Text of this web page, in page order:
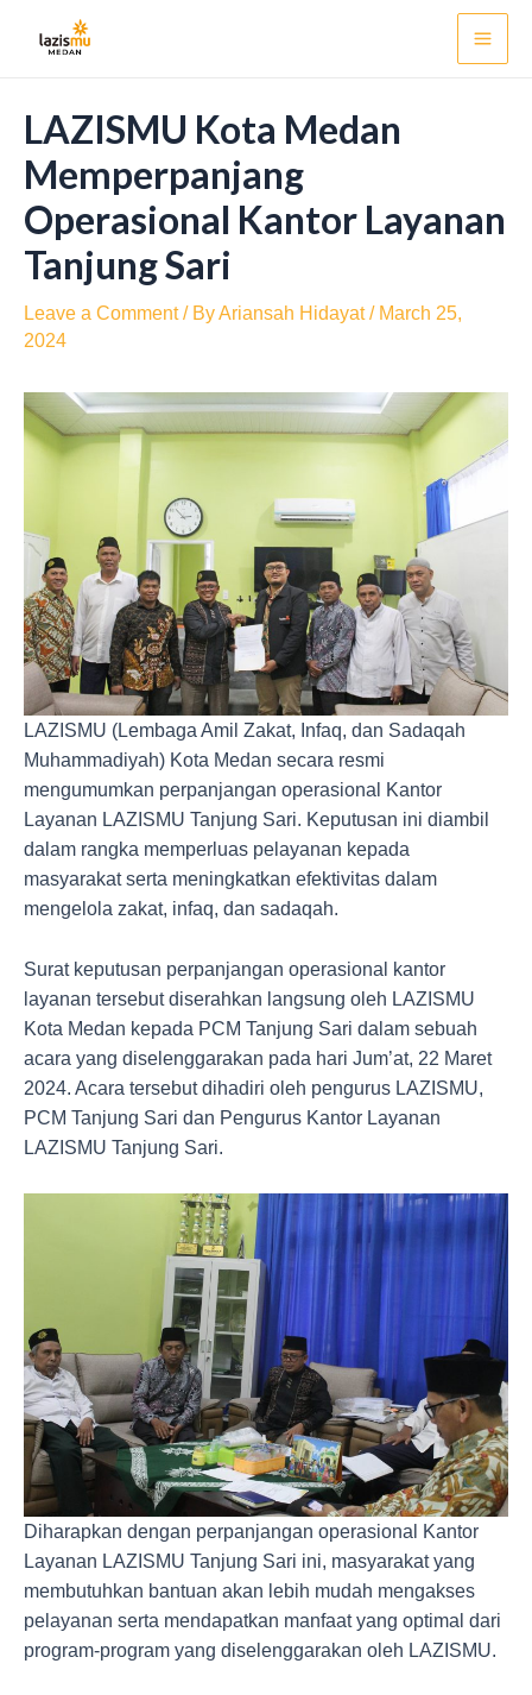
LAZISMU Kota Medan
Memperpanjang
Operasional Kantor Layanan
Tanjung Sari
Leave a Comment / ByAriansah Hidayat/ March 25,
2024
LAZISMU (Lembaga Amil Zakat, Infaq, dan Sadaqah
Muhammadiyah) Kota Medan secara resmi
mengumumkan perpanjangan operasional Kantor
Layanan LAZISMU Tanjung Sari. Keputusan ini diambil
dalam rangka memperluas pelayanan kepada
masyarakat serta meningkatkan efektivitas dalam
mengelola zakat, infaq, dan sadaqah.
Surat keputusan perpanjangan operasional kantor
layanan tersebut diserahkan langsung oleh LAZISMU
Kota Medan kepada PCM Tanjung Sari dalam sebuah
acara yang diselenggarakan pada hari Jum’at, 22 Maret
2024. Acara tersebut dihadiri oleh pengurus LAZISMU,
PCM Tanjung Sari dan Pengurus Kantor Layanan
LAZISMU Tanjung Sari.
Diharapkan dengan perpanjangan operasional Kantor
Layanan LAZISMU Tanjung Sari ini, masyarakat yang
membutuhkan bantuan akan lebih mudah mengakses
pelayanan serta mendapatkan manfaat yang optimal dari
program-program yang diselenggarakan oleh LAZISMU.
navigation